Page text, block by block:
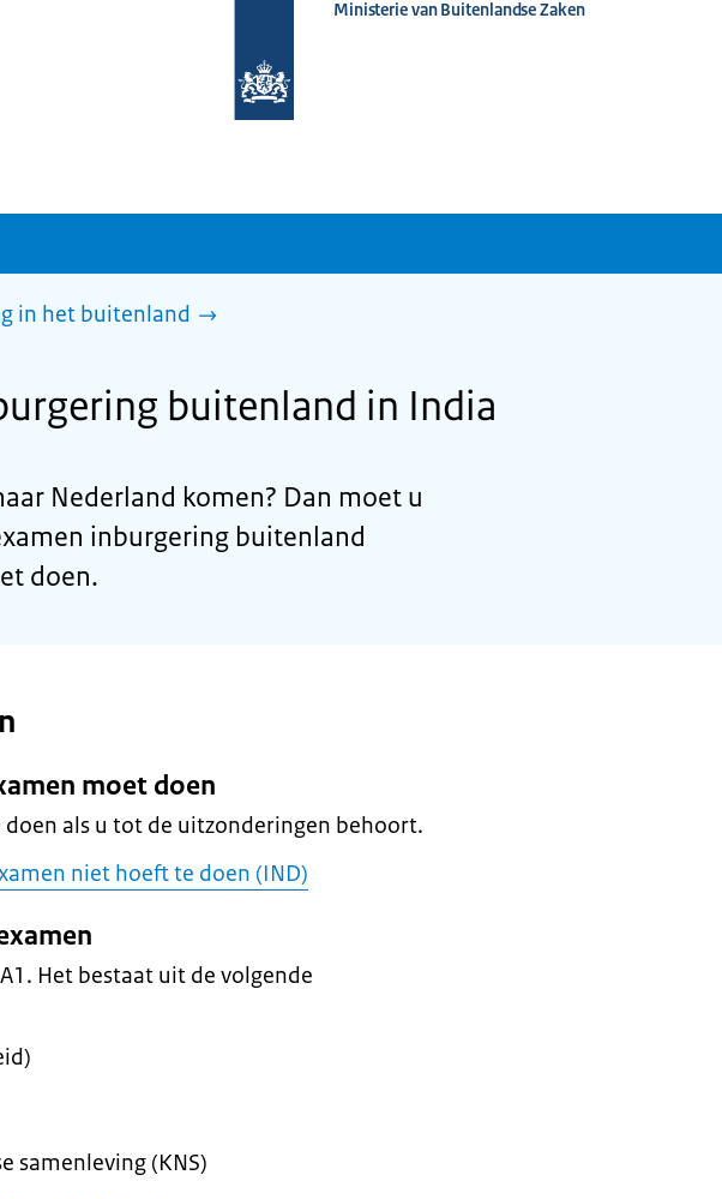
homepage
Ministerie van Buitenlandse Zaken
in het buitenland
buitenland in India
Nederland komen? Dan moet u
inburgering buitenland
doen.
moet doen
doen als u tot de uitzonderingen behoort.
niet hoeft te doen (IND)
Het bestaat uit de volgende
samenleving (KNS)